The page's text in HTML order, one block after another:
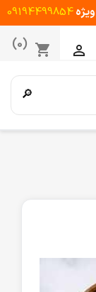
09194499854
shopping_cart
(0) 
🔎